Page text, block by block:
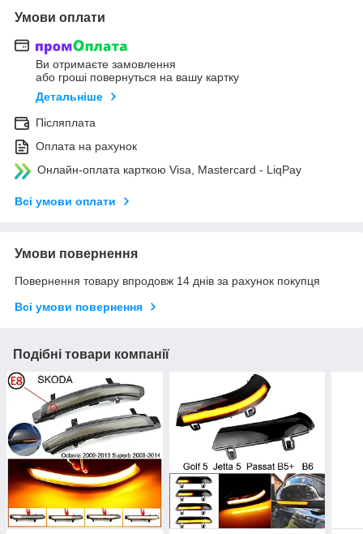
Умови оплати
Ви отримаєте замовлення
або гроші повернуться на вашу картку
Детальніше
Післяплата
Оплата на рахунок
Онлайн-оплата карткою Visa, Mastercard - LiqPay
Всі умови оплати
Умови повернення
Повернення товару впродовж 14 днів за рахунок покупця
Всі умови повернення
Подібні товари компанії